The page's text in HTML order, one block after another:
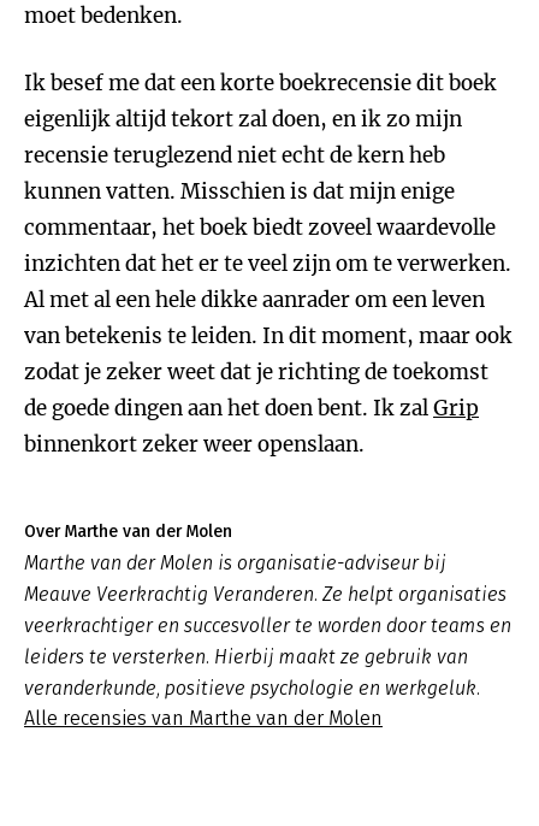
moet bedenken.
Ik besef me dat een korte boekrecensie dit boek
eigenlijk altijd tekort zal doen, en ik zo mijn
recensie teruglezend niet echt de kern heb
kunnen vatten. Misschien is dat mijn enige
commentaar, het boek biedt zoveel waardevolle
inzichten dat het er te veel zijn om te verwerken.
Al met al een hele dikke aanrader om een leven
van betekenis te leiden. In dit moment, maar ook
zodat je zeker weet dat je richting de toekomst
de goede dingen aan het doen bent. Ik zalGrip
binnenkort zeker weer openslaan.
Over Marthe van der Molen
Marthe van der Molen is organisatie-adviseur bij
Meauve Veerkrachtig Veranderen. Ze helpt organisaties
veerkrachtiger en succesvoller te worden door teams en
leiders te versterken. Hierbij maakt ze gebruik van
veranderkunde, positieve psychologie en werkgeluk.
Alle recensies van Marthe van der Molen